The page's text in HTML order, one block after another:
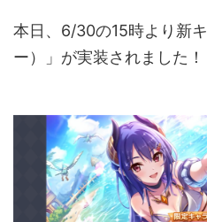
本日、6/30の15時より新
ー）」が実装されました！